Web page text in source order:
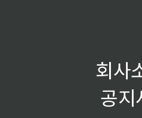
회사
공지